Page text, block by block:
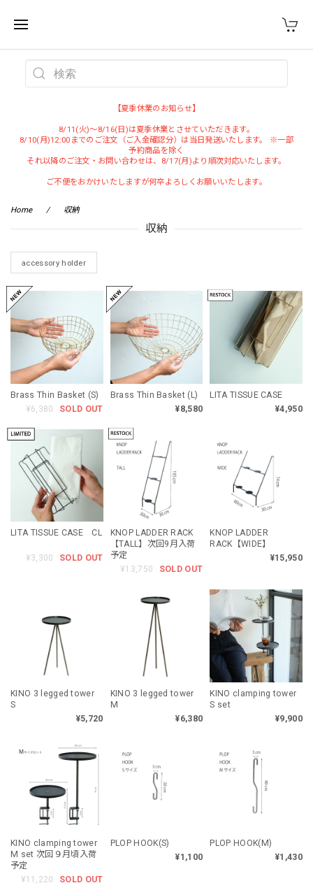
【夏季休業のお知らせ】
8/11(火)～8/16(日)は夏季休業とさせていただきます。
8/10(月)12:00までのご注文（ご入金確認分）は当日発送いたします。 ※一部
予約商品を除く
それ以降のご注文・お問い合わせは、8/17(月)より順次対応いたします。
ご不便をおかけいたしますが何卒よろしくお願いいたします。
Home 収納
収納
accessory holder
Brass Thin Basket (S)
¥6,380
SOLD OUT
Brass Thin Basket (L)
¥8,580
LITA TISSUE CASE
¥4,950
LITA TISSUE CASE CL
¥3,300 SOLD OUT
KNOP LADDER RACK
【TALL】次回9月入荷
予定
¥13,750
SOLD OUT
KNOP LADDER
RACK【WIDE】
¥15,950
KINO 3 legged tower
S
¥5,720
KINO 3 legged tower
M
¥6,380
KINO clamping tower
S set
¥9,900
KINO clamping tower
M set 次回９月頃入荷
予定
¥11,220
SOLD OUT
PLOP HOOK(S)
¥1,100
PLOP HOOK(M)
¥1,430